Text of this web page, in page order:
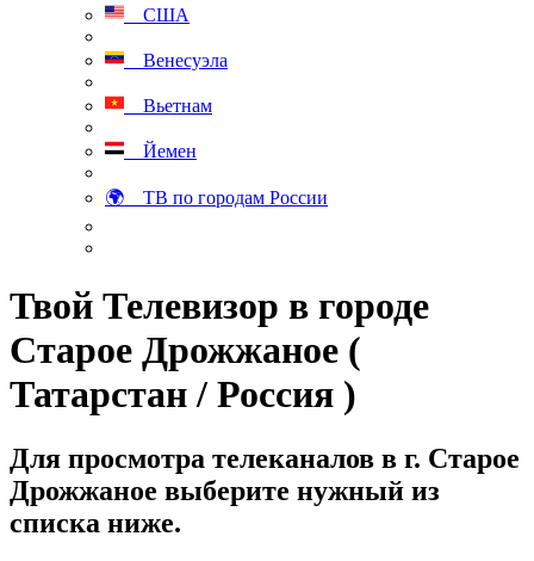
США
Венесуэла
Вьетнам
Йемен
🌍 ТВ по городам России
Твой Телевизор в городе
Старое Дрожжаное (
Татарстан / Россия )
Для просмотра телеканалов в г. Старое
Дрожжаное выберите нужный из
списка ниже.